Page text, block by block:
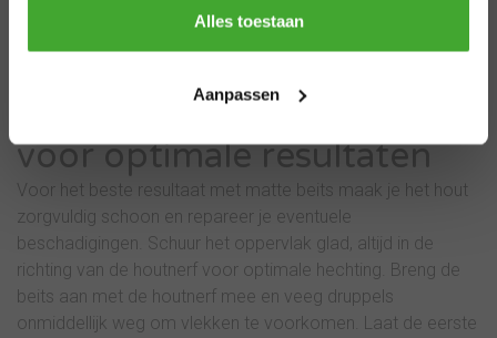
Alles toestaan
Aanpassen
kleuren zoals mat zwart geven hout een prachtige,
Professionele applicatie
voor optimale resultaten
Voor het beste resultaat met matte beits maak je het hout
zorgvuldig schoon en repareer je eventuele
beschadigingen. Schuur het oppervlak glad, altijd in de
richting van de houtnerf voor optimale hechting. Breng de
beits aan met de houtnerf mee en veeg druppels
onmiddellijk weg om vlekken te voorkomen. Laat de eerste